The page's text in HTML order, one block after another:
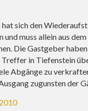
sich den
und muss allein aus
Die Gastgeber
in Tiefenstein
Abgänge zu
zugunsten der